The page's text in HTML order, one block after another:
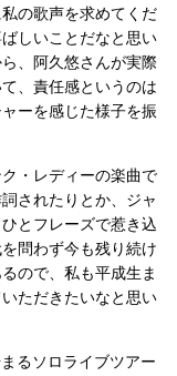
の歌声を求めてくだ
しいことだなと思い
、阿久悠さんが実際
、責任感というのは
ーを感じた様子を振
・レディーの楽曲で
されたりとか、ジャ
とフレーズで惹き込
問わず今も残り続け
ので、私も平成生ま
ただきたいなと思い
るソロライブツアー